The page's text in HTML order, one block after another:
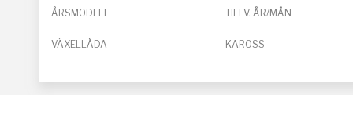
ÅRSMODELL TILLV. ÅR/MÅN
VÄXELLÅDA KAROSS